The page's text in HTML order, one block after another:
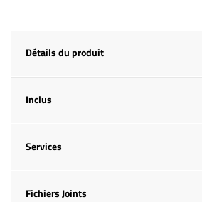
Détails du produit
Inclus
Services
Fichiers Joints